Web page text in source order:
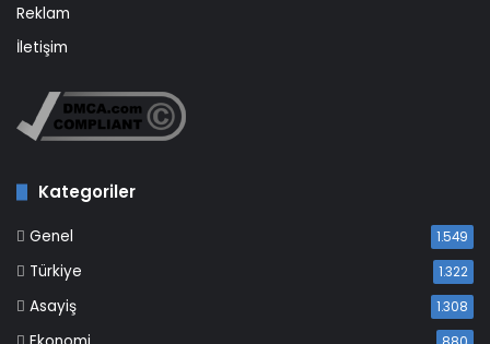
Reklam
İletişim
Kategoriler
Genel 1.549
Türkiye 1.322
Asayiş 1.308